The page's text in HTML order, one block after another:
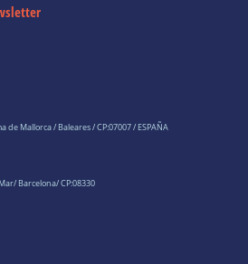
de Mallorca / Baleares / CP:07007 / ESPAÑA
Barcelona/ CP:08330